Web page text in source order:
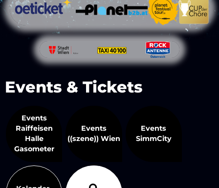
Events & Tickets
Events
Raiffeisen
Halle
Gasometer
Events
((szene)) Wien
Events
SimmCity